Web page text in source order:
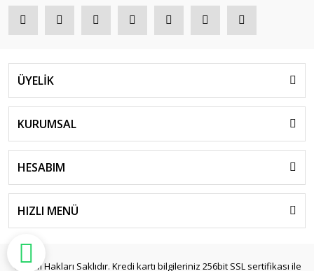
ÜYELİK
KURUMSAL
HESABIM
HIZLI MENÜ
© Tüm Hakları Saklıdır. Kredi kartı bilgileriniz 256bit SSL sertifikası ile